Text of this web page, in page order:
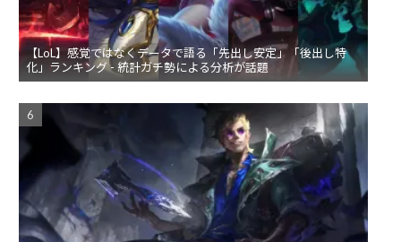
【LoL】感覚ではなくデータで語る「先出し安定」「後出し特
化」ランキング - 統計ガチ勢による分析が話題